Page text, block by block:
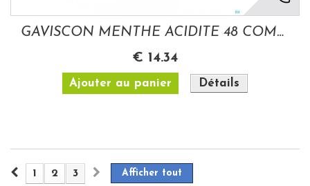
GAVISCON MENTHE ACIDITE 48 COMP A CROQUER
€ 14.34
Ajouter au panier Détails
Afficher tout
1 2 3